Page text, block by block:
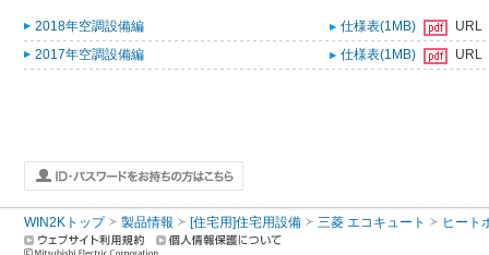
2018年空調設備編 仕様表(1MB)
URL
2017年空調設備編
仕様表(1MB) URL
WIN2Kトップ 製品情報 [住宅用]住宅用設備 三菱 エコキュート ヒート